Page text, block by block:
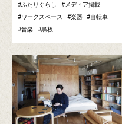
ふたりぐらし
メディア掲載
ワークスペース
楽器
自転車
音楽
黒板